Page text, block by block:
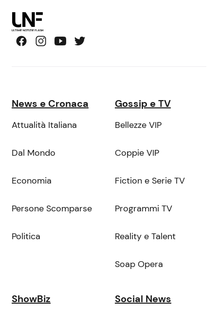
News e Cronaca
Attualità Italiana
Dal Mondo
Economia
Persone Scomparse
Politica
Gossip e TV
Bellezze VIP
Coppie VIP
Fiction e Serie TV
Programmi TV
Reality e Talent
Soap Opera
ShowBiz Social News